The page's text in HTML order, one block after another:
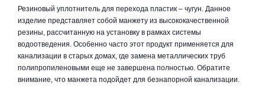
Резиновый уплотнитель для перехода пластик – чугун. Данное
изделие представляет собой манжету из высококачественной
резины, рассчитанную на установку в рамках системы
водоотведения. Особенно часто этот продукт применяется для
канализации в старых домах, где замена металлических труб
полипропиленовыми еще не завершена полностью. Обратите
внимание, что манжета подойдет для безнапорной канализации.